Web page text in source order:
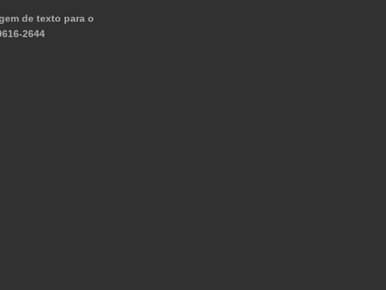
de texto para o
2644